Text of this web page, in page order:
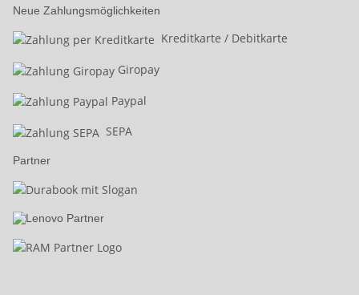
Neue Zahlungsmöglichkeiten
Kreditkarte / Debitkarte
Giropay
Paypal
SEPA
Partner